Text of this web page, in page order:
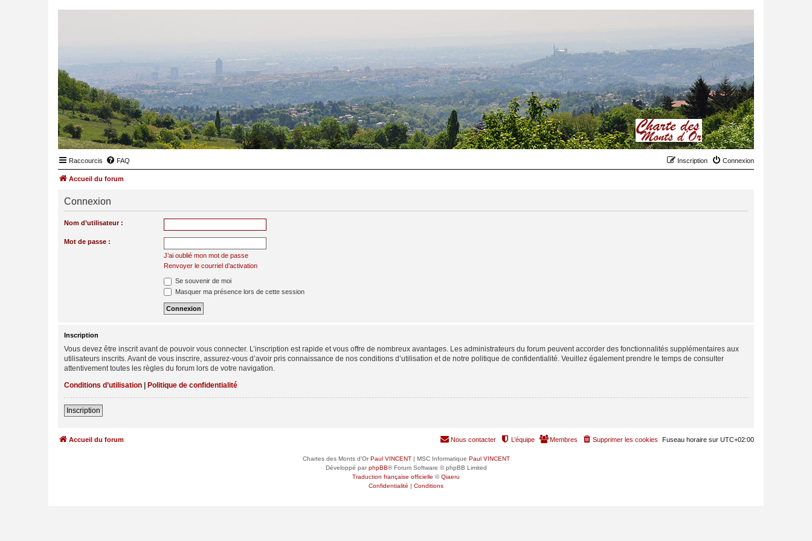
Raccourcis FAQ Connexion
Inscription
Accueil du forum
Connexion
Nom d’utilisateur :
Mot de passe :
J’ai oublié mon mot de passe
Renvoyer le courriel d’activation
Se souvenir de moi
Masquer ma présence lors de cette session
Inscription
Vous devez être inscrit avant de pouvoir vous connecter. L’inscription est rapide et vous offre de nombreux avantages. Les administrateurs du forum peuvent accorder des fonctionnalités supplémentaires aux
utilisateurs inscrits. Avant de vous inscrire, assurez-vous d’avoir pris connaissance de nos conditions d’utilisation et de notre politique de confidentialité. Veuillez également prendre le temps de consulter
attentivement toutes les règles du forum lors de votre navigation.
Conditions d’utilisation | Politique de confidentialité
Inscription
Accueil du forum Fuseau horaire sur UTC+02:00
Supprimer les cookies
Membres
L’équipe
Nous contacter
Chartes des Monts d'OrPaul VINCENT| MSC Informatique Paul VINCENT
Développé parphpBB® Forum Software © phpBB Limited
Traduction française officielle ©Qiaeru
Confidentialité | Conditions